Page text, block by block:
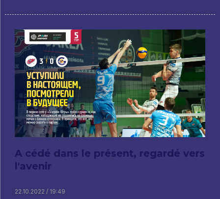
A cédé dans le présent, regardé vers
l'avenir
22.10.2022 / 19:49